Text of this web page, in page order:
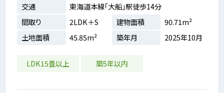
交通
東海道本線「大船」駅徒歩14分
間取り
2LDK＋S 建物面積
90.71m²
土地面積
45.85m² 築年月 2025年10月
LDK15畳以上 築5年以内